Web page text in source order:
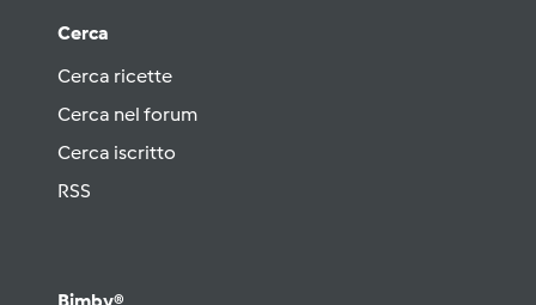
Cerca
Cerca ricette
Cerca nel forum
Cerca iscritto
RSS